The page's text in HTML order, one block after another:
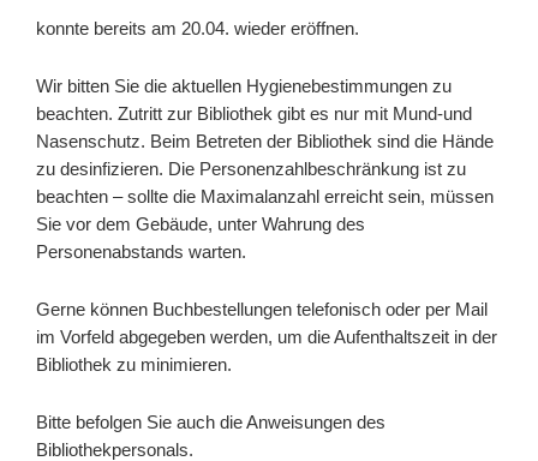
konnte bereits am 20.04. wieder eröffnen.
Wir bitten Sie die aktuellen Hygienebestimmungen zu
beachten. Zutritt zur Bibliothek gibt es nur mit Mund-und
Nasenschutz. Beim Betreten der Bibliothek sind die Hände
zu desinfizieren. Die Personenzahlbeschränkung ist zu
beachten – sollte die Maximalanzahl erreicht sein, müssen
Sie vor dem Gebäude, unter Wahrung des
Personenabstands warten.
Gerne können Buchbestellungen telefonisch oder per Mail
im Vorfeld abgegeben werden, um die Aufenthaltszeit in der
Bibliothek zu minimieren.
Bitte befolgen Sie auch die Anweisungen des
Bibliothekpersonals.